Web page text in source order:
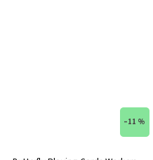
–11 %